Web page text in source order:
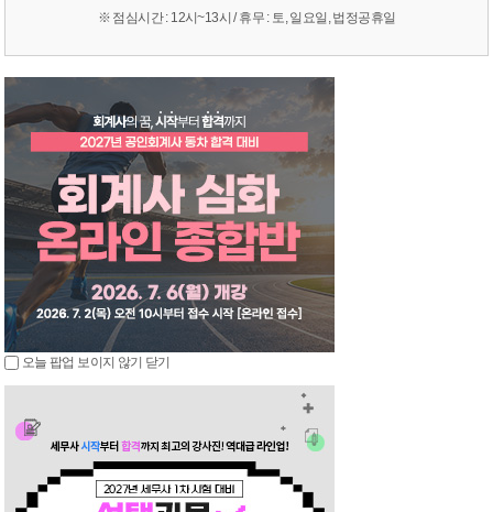
※ 점심시간 : 12시~13시 / 휴무 : 토, 일요일, 법정공휴일
오늘 팝업 보이지 않기 닫기